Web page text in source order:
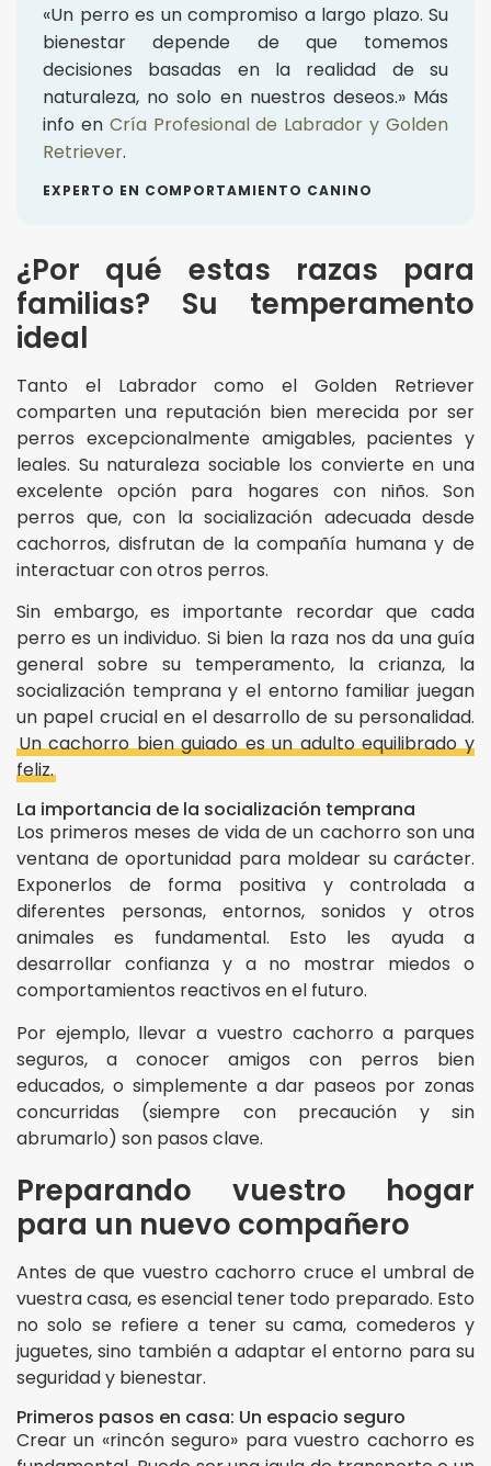
«Un perro es un compromiso a largo plazo. Su
bienestar depende de que tomemos
decisiones basadas en la realidad de su
naturaleza, no solo en nuestros deseos.» Más
info en Cría Profesional de Labrador y Golden
Retriever.
EXPERTO EN COMPORTAMIENTO CANINO
¿Por qué estas razas para
familias? Su temperamento
ideal
Tanto el Labrador como el Golden Retriever
comparten una reputación bien merecida por ser
perros excepcionalmente amigables, pacientes y
leales. Su naturaleza sociable los convierte en una
excelente opción para hogares con niños. Son
perros que, con la socialización adecuada desde
cachorros, disfrutan de la compañía humana y de
interactuar con otros perros.
Sin embargo, es importante recordar que cada
perro es un individuo. Si bien la raza nos da una guía
general sobre su temperamento, la crianza, la
socialización temprana y el entorno familiar juegan
un papel crucial en el desarrollo de su personalidad.
Un cachorro bien guiado es un adulto equilibrado y
feliz.
La importancia de la socialización temprana
Los primeros meses de vida de un cachorro son una
ventana de oportunidad para moldear su carácter.
Exponerlos de forma positiva y controlada a
diferentes personas, entornos, sonidos y otros
animales es fundamental. Esto les ayuda a
desarrollar confianza y a no mostrar miedos o
comportamientos reactivos en el futuro.
Por ejemplo, llevar a vuestro cachorro a parques
seguros, a conocer amigos con perros bien
educados, o simplemente a dar paseos por zonas
concurridas (siempre con precaución y sin
abrumarlo) son pasos clave.
Preparando vuestro hogar
para un nuevo compañero
Antes de que vuestro cachorro cruce el umbral de
vuestra casa, es esencial tener todo preparado. Esto
no solo se refiere a tener su cama, comederos y
juguetes, sino también a adaptar el entorno para su
seguridad y bienestar.
Primeros pasos en casa: Un espacio seguro
Crear un «rincón seguro» para vuestro cachorro es